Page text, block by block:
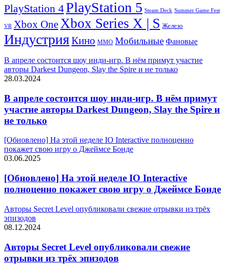
PlayStation 4PlayStation 5 Steam Deck Summer Game Fest
VR Xbox OneXbox Series X | S Железо
ИндустрияКино ММО Мобильные Фановые
В апреле состоится шоу инди-игр. В нём примут участие
авторы Darkest Dungeon, Slay the Spire и не только
28.03.2024
В апреле состоится шоу инди-игр. В нём примут
участие авторы Darkest Dungeon, Slay the Spire и
не только
[Обновлено] На этой неделе IO Interactive полноценно
покажет свою игру о Джеймсе Бонде
03.06.2025
[Обновлено] На этой неделе IO Interactive
полноценно покажет свою игру о Джеймсе Бонде
Авторы Secret Level опубликовали свежие отрывки из трёх
эпизодов
08.12.2024
Авторы Secret Level опубликовали свежие
отрывки из трёх эпизодов